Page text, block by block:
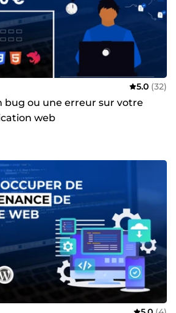
5.0 (32)
bug ou une erreur sur votre
web